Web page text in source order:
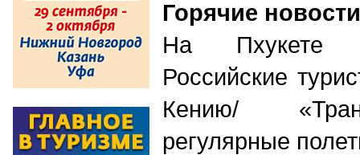
Горячие новости
На Пхукете
Российские
Кению/
регулярные